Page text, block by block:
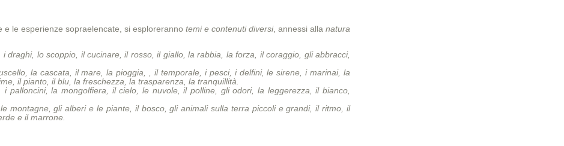
le esperienze sopraelencate, si esploreranno temi e contenuti diversi, annessi alla natura
draghi, lo scoppio, il cucinare, il rosso, il giallo, la rabbia, la forza, il coraggio, gli abbracci,
la cascata, il mare, la pioggia, , il temporale, i pesci, i delfini, le sirene, i marinai, la
il pianto, il blu, la freschezza, la trasparenza, la tranquillità.
palloncini, la mongolfiera, il cielo, le nuvole, il polline, gli odori, la leggerezza, il bianco,
montagne, gli alberi e le piante, il bosco, gli animali sulla terra piccoli e grandi, il ritmo, il
e il marrone.